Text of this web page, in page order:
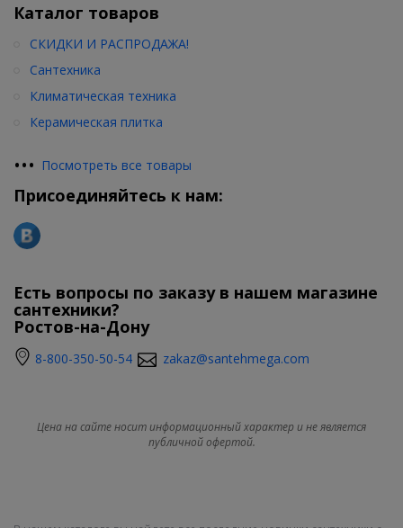
Каталог товаров
СКИДКИ И РАСПРОДАЖА!
Сантехника
Климатическая техника
Керамическая плитка
••• Посмотреть все товары
Присоединяйтесь к нам:
Есть вопросы по заказу в нашем магазине
сантехники?
Ростов-на-Дону
8-800-350-50-54 zakaz@santehmega.com
Цена на сайте носит информационный характер и не является
публичной офертой.